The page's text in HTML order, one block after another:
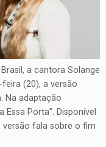
a cantora Solange
(20), a versão
Na adaptação
Porta”. Disponível
fala sobre o fim